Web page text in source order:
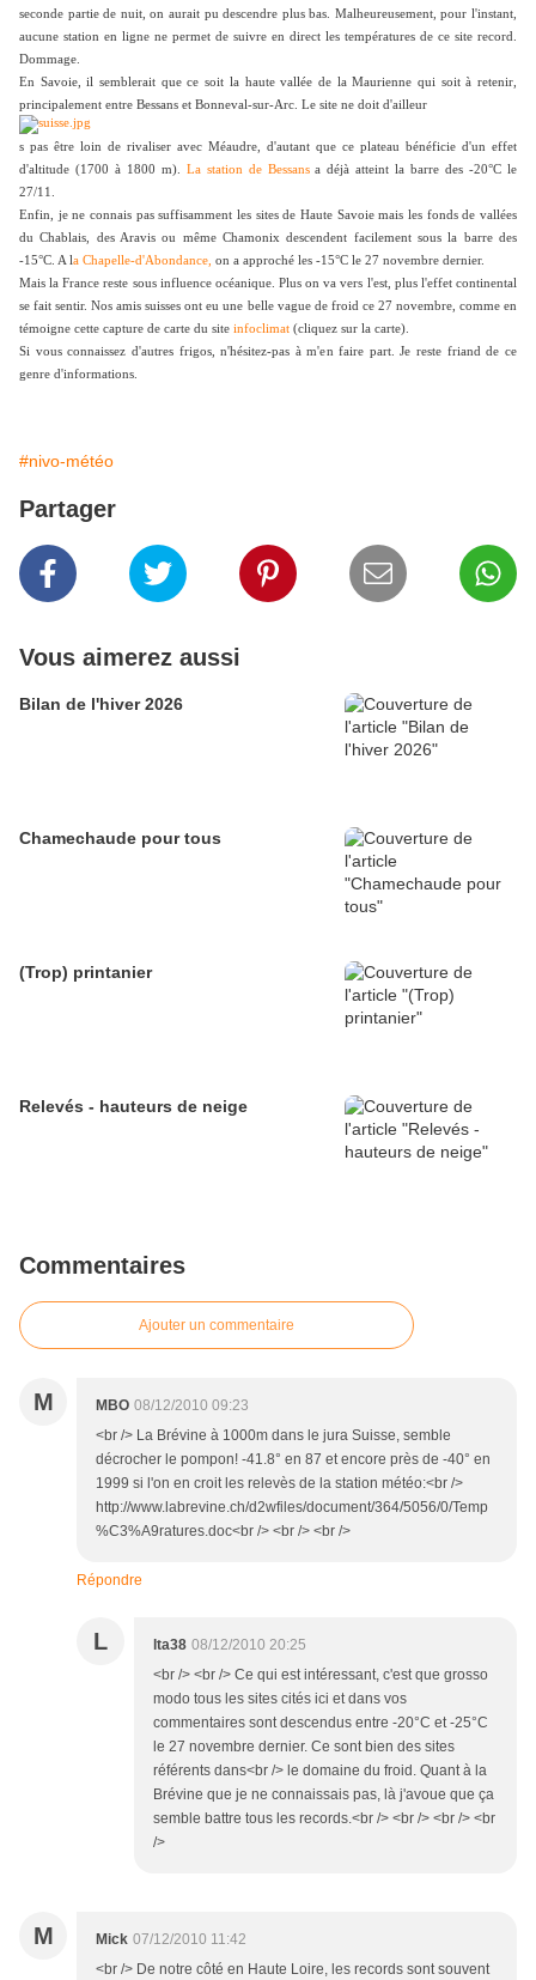
seconde partie de nuit, on aurait pu descendre plus bas. Malheureusement, pour l'instant,
aucune station en ligne ne permet de suivre en direct les températures de ce site record.
Dommage.
En Savoie, il semblerait que ce soit la haute vallée de la Maurienne qui soit à retenir,
principalement entre Bessans et Bonneval-sur-Arc. Le site ne doit d'ailleur
s pas être loin de rivaliser avec Méaudre, d'autant que ce plateau bénéficie d'un effet
d'altitude (1700 à 1800 m). La station de Bessansa déjà atteint la barre des -20°C le
27/11.
Enfin, je ne connais pas suffisamment les sites de Haute Savoie mais les fonds de vallées
du Chablais, des Aravis ou même Chamonix descendent facilement sous la barre des
-15°C. A la Chapelle-d'Abondance, on a approché les -15°C le 27 novembre dernier.
Mais la France reste sous influence océanique. Plus on va vers l'est, plus l'effet continental
se fait sentir. Nos amis suisses ont eu une belle vague de froid ce 27 novembre, comme en
témoigne cette capture de carte du site infoclimat (cliquez sur la carte).
Si vous connaissez d'autres frigos, n'hésitez-pas à m'en faire part. Je reste friand de ce
genre d'informations.
#nivo-météo
Partager
Vous aimerez aussi
Bilan de l'hiver 2026
Chamechaude pour tous
(Trop) printanier
Relevés - hauteurs de neige
Commentaires
Ajouter un commentaire
M MBO 08/12/2010 09:23
<br /> La Brévine à 1000m dans le jura Suisse, semble
décrocher le pompon! -41.8° en 87 et encore près de -40° en
1999 si l'on en croit les relevès de la station météo:<br />
http://www.labrevine.ch/d2wfiles/document/364/5056/0/Temp
%C3%A9ratures.doc<br /> <br /> <br />
Répondre
L lta38 08/12/2010 20:25
<br /> <br /> Ce qui est intéressant, c'est que grosso
modo tous les sites cités ici et dans vos
commentaires sont descendus entre -20°C et -25°C
le 27 novembre dernier. Ce sont bien des sites
référents dans<br /> le domaine du froid. Quant à la
Brévine que je ne connaissais pas, là j'avoue que ça
semble battre tous les records.<br /> <br /> <br /> <br
/>
M Mick 07/12/2010 11:42
<br /> De notre côté en Haute Loire, les records sont souvent